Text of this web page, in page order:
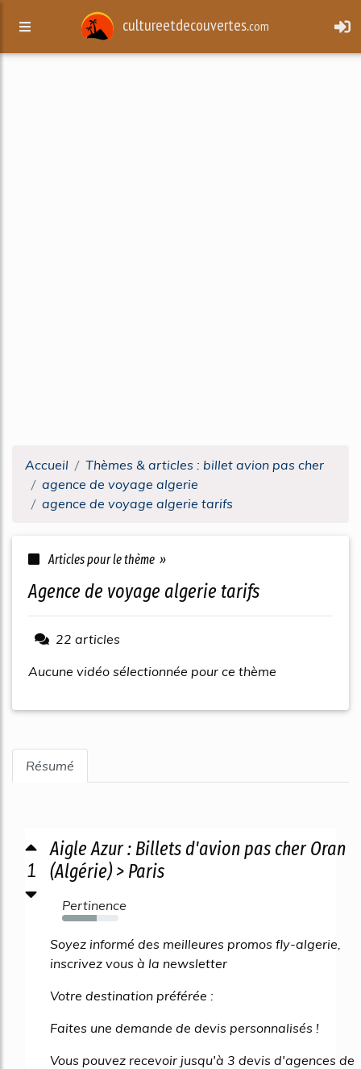
cultureetdecouvertes.com
Accueil
Thèmes & articles : billet avion pas cher
agence de voyage algerie
agence de voyage algerie tarifs
Articles pour le thème »
agence de voyage algerie tarifs
22 articles
Aucune vidéo sélectionnée pour ce thème
Résumé
1
Aigle Azur : Billets d'avion pas cher Oran
(Algérie) > Paris
Pertinence
62%
Soyez informé des meilleures promos fly-algerie,
inscrivez vous à la newsletter
Votre destination préférée :
Faites une demande de devis personnalisés !
Vous pouvez recevoir jusqu'à 3 devis d'agences de